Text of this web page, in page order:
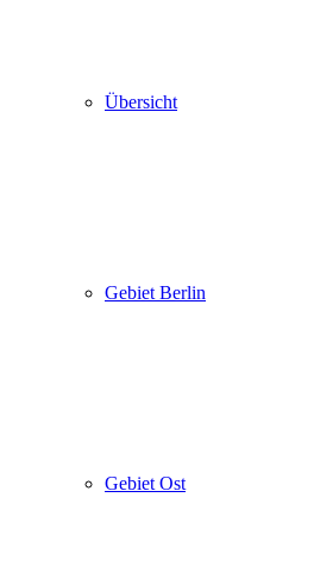
Übersicht
Gebiet Berlin
Gebiet Ost